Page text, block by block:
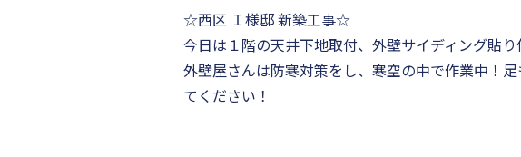
☆西区 Ｉ様邸 新築工事☆
今日は１階の天井下地取付、外壁サイディング貼り
外壁屋さんは防寒対策をし、寒空の中で作業中！
てください！